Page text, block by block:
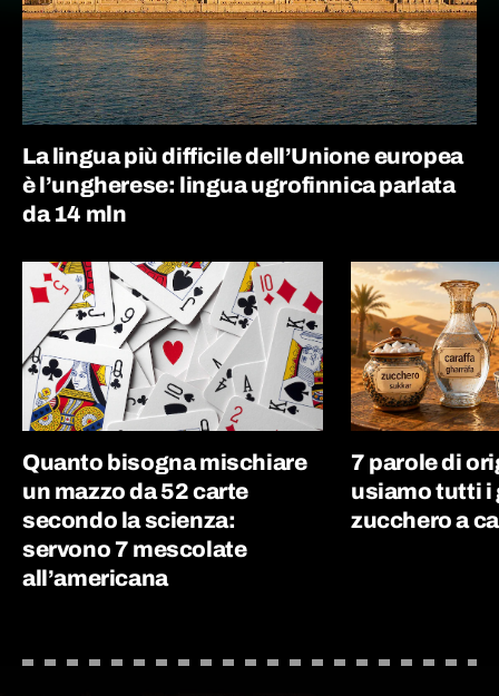
La lingua più difficile dell’Unione europea
è l’ungherese: lingua ugrofinnica parlata
da 14 mln
Quanto bisogna mischiare
un mazzo da 52 carte
secondo la scienza:
servono 7 mescolate
all’americana
7 parole di
usiamo tutti i
zucchero a